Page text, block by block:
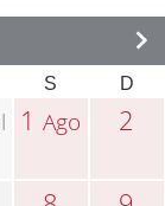
S D
1Ago 2